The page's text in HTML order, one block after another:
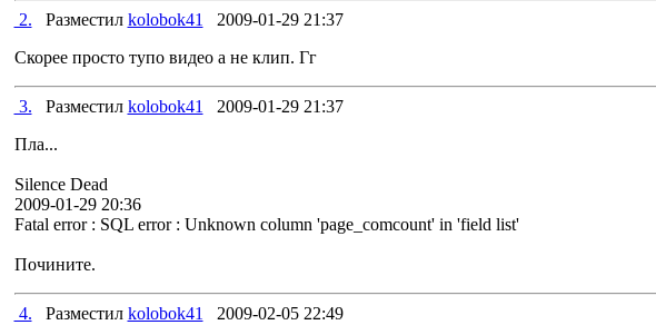
2. Разместил kolobok41 2009-01-29 21:37
Скорее просто тупо видео а не клип. Гг
3. Разместил kolobok41 2009-01-29 21:37
Пла...
Silence Dead
2009-01-29 20:36
Fatal error : SQL error : Unknown column 'page_comcount' in 'field list'
Почините.
4. Разместил kolobok41 2009-02-05 22:49